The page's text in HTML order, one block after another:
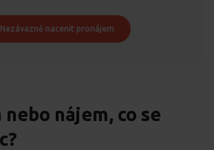
Nezávazně nacenit pronájem
nájem, co se